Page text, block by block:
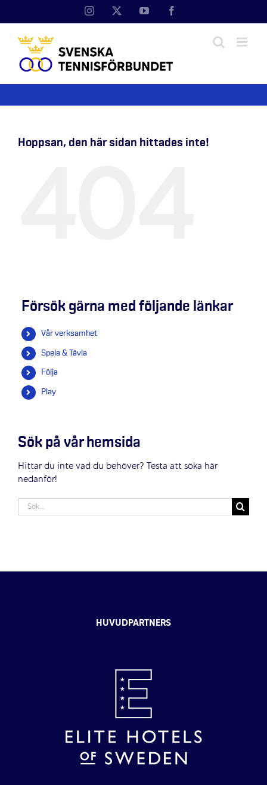
Instagram YouTube
Hoppsan, den här sidan hittades inte!
Försök gärna med följande länkar
Vår verksamhet
Spela & Tävla
Följa
Play
Sök på vår hemsida
Hittar du inte vad du behöver? Testa att söka här
nedanför!
Sök
efter:
HUVUDPARTNERS